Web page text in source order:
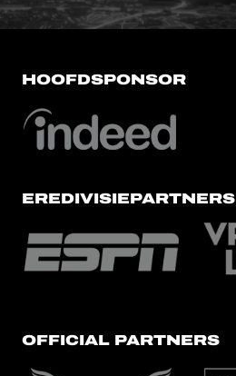
HOOFDSPONSOR
EREDIVISIEPARTNERS
OFFICIAL PARTNERS